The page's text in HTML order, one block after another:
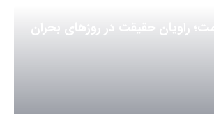
راویان حقیقت در روزهای بحران